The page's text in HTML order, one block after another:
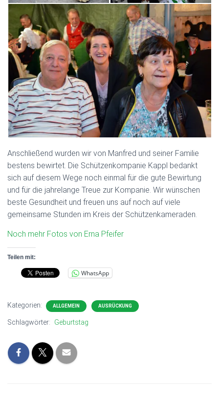
Anschließend wurden wir von Manfred und seiner Familie
bestens bewirtet. Die Schützenkompanie Kappl bedankt
sich auf diesem Wege noch einmal für die gute Bewirtung
und für die jahrelange Treue zur Kompanie. Wir wünschen
beste Gesundheit und freuen uns auf noch auf viele
gemeinsame Stunden im Kreis der Schützenkameraden.
Noch mehr Fotos von Erna Pfeifer
Teilen mit:
WhatsApp
Kategorien: ALLGEMEIN AUSRÜCKUNG
Schlagwörter: Geburtstag